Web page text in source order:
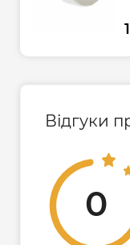
Відгуки
0